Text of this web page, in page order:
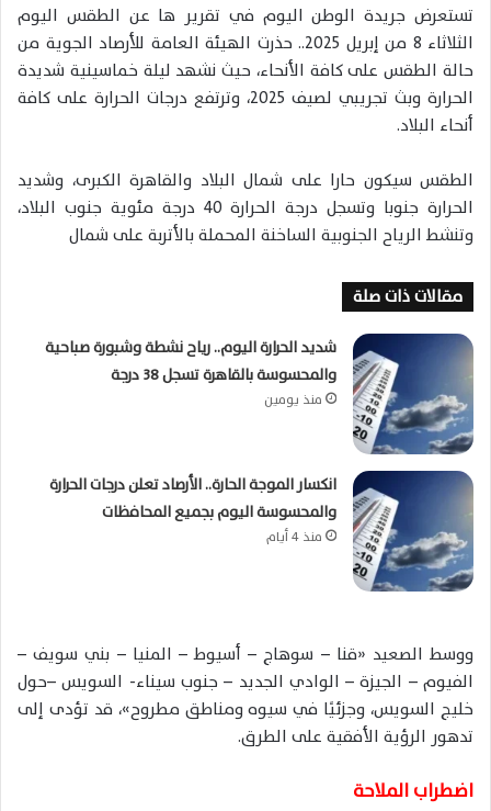
تستعرض جريدة الوطن اليوم في تقرير ها عن الطقس اليوم
الثلاثاء 8 من إبريل 2025.. حذرت الهيئة العامة للأرصاد الجوية من
حالة الطقس على كافة الأنحاء، حيث نشهد ليلة خماسينية شديدة
الحرارة وبث تجريبي لصيف 2025، وترتفع درجات الحرارة على كافة
أنحاء البلاد.
الطقس سيكون حارا على شمال البلاد والقاهرة الكبرى، وشديد
الحرارة جنوبا وتسجل درجة الحرارة 40 درجة مئوية جنوب البلاد،
وتنشط الرياح الجنوبية الساخنة المحملة بالأتربة على شمال
مقالات ذات صلة
شديد الحرارة اليوم.. رياح نشطة وشبورة صباحية
والمحسوسة بالقاهرة تسجل 38 درجة
منذ يومين
انكسار الموجة الحارة.. الأرصاد تعلن درجات الحرارة
والمحسوسة اليوم بجميع المحافظات
منذ 4 أيام
ووسط الصعيد «قنا – سوهاج – أسيوط – المنيا – بني سويف –
الفيوم – الجيزة – الوادي الجديد – جنوب سيناء- السويس –حول
خليج السويس، وجزئيًا في سيوه ومناطق مطروح»، قد تؤدى إلى
تدهور الرؤية الأفقية على الطرق.
اضطراب الملاحة